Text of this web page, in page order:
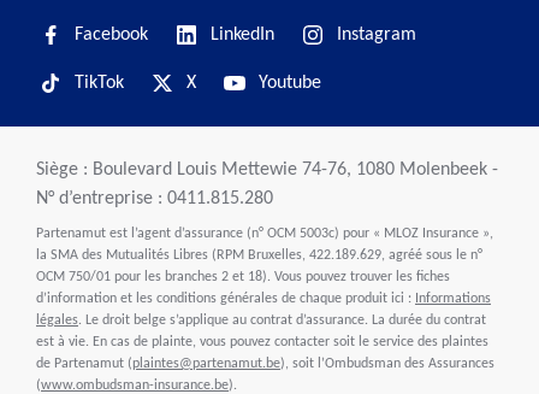
Facebook LinkedIn Instagram
TikTok X Youtube
Siège : Boulevard Louis Mettewie 74-76, 1080 Molenbeek -
N° d’entreprise : 0411.815.280
Partenamut est l’agent d’assurance (n° OCM 5003c) pour « MLOZ Insurance »,
la SMA des Mutualités Libres (RPM Bruxelles, 422.189.629, agréé sous le n°
OCM 750/01 pour les branches 2 et 18). Vous pouvez trouver les fiches
d’information et les conditions générales de chaque produit ici : Informations
légales. Le droit belge s’applique au contrat d’assurance. La durée du contrat
est à vie. En cas de plainte, vous pouvez contacter soit le service des plaintes
de Partenamut (plaintes@partenamut.be), soit l’Ombudsman des Assurances
(www.ombudsman-insurance.be).